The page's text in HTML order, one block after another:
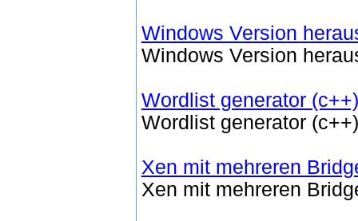
Windows Version
Windows Version
Wordlist generator (c++)
Wordlist generator (c++)
Xen mit mehreren
Xen mit mehreren